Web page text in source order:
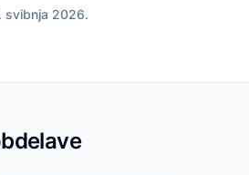
svibnja 2026.